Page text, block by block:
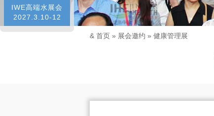
IWE高端水展会
2027.3.10-12
& 首页 » 展会邀约 » 健康管理展